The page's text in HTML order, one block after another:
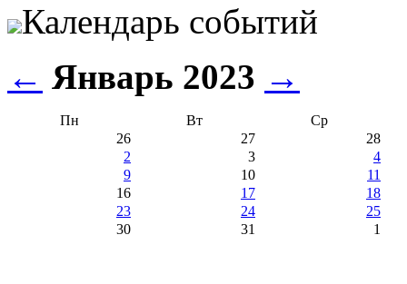
Календарь событий
← Январь 2023 →
Пн Вт
Ср
26
27
28
2
3
4
9
10
11
16
17
18
23
24
25
30
31 1